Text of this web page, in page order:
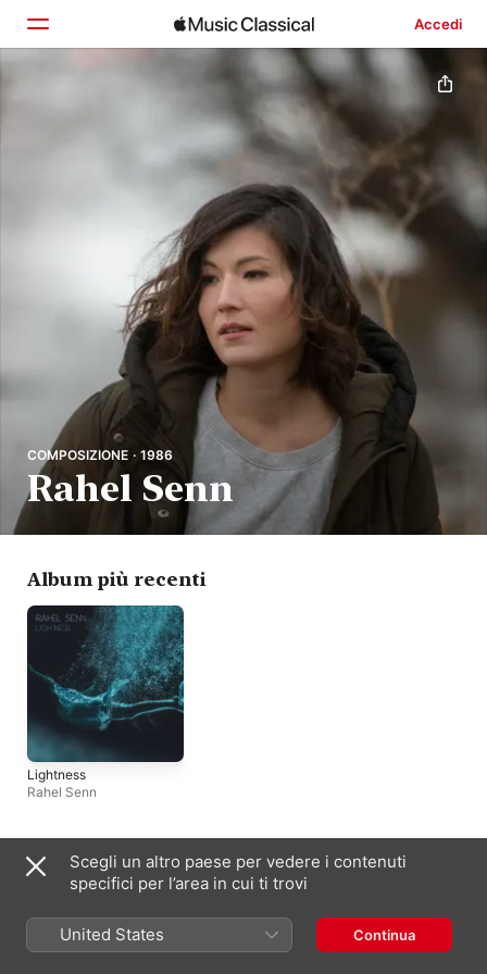
Accedi
COMPOSIZIONE · 1986
Rahel Senn
Album più recenti
Lightness
Rahel Senn
Italia English (UK)
Condizioni dei servizi internet
Apple Music e privacy
Avviso sui cookie
Supporto
Feedback
Scegli un altro paese per vedere i contenuti
specifici per l’area in cui ti trovi
United States Continua